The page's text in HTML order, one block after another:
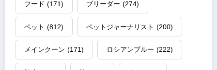
フード (171) ブリーダー (274)
ペット (812) ペットジャーナリスト (200)
メインクーン (171) ロシアンブルー (222)